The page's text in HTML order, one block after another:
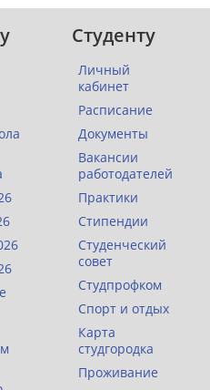
Студенту
Личный
кабинет
Расписание
Документы
Вакансии
работодателей
Практики
Стипендии
Студенческий
совет
Студпрофком
Спорт и отдых
Карта
студгородка
Проживание